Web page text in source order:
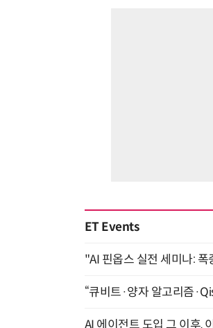
ET Events
"AI 핀옵스 실전 세미나:
“큐비트·양자 알고리즘
AI 에이전트 도입 그 이후,